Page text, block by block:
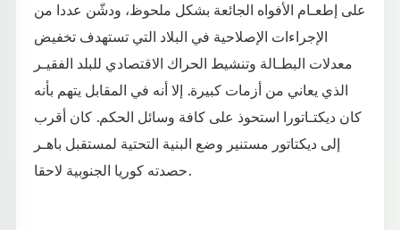
على إطعـام الأفواه الجائعة بشكل ملحوظ، ودشّن عددا من
الإجراءات الإصلاحية في البلاد التي تستهدف تخفيض
معدلات البطـالة وتنشيط الحراك الاقتصادي للبلد الفقيـر
الذي يعاني من أزمات كبيرة. إلا أنه في المقابل يتهم بأنه
كان ديكتـاتورا استحوذ على كافة وسائل الحكم. كان أقرب
إلى ديكتاتور مستنير وضع البنية التحتية لمستقبل باهـر
حصدته كوريا الجنوبية لاحقا.